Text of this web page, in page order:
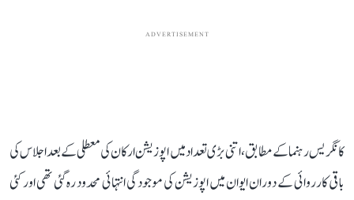
ADVERTISEMENT
کانگریس رہنما کے مطابق، اتنی بڑی تعداد میں اپوزیشن ارکان کی معطلی کے بعد اجلاس کی
باقی کارروائی کے دوران ایوان میں اپوزیشن کی موجودگی انتہائی محدود رہ گئی تھی اور کئی